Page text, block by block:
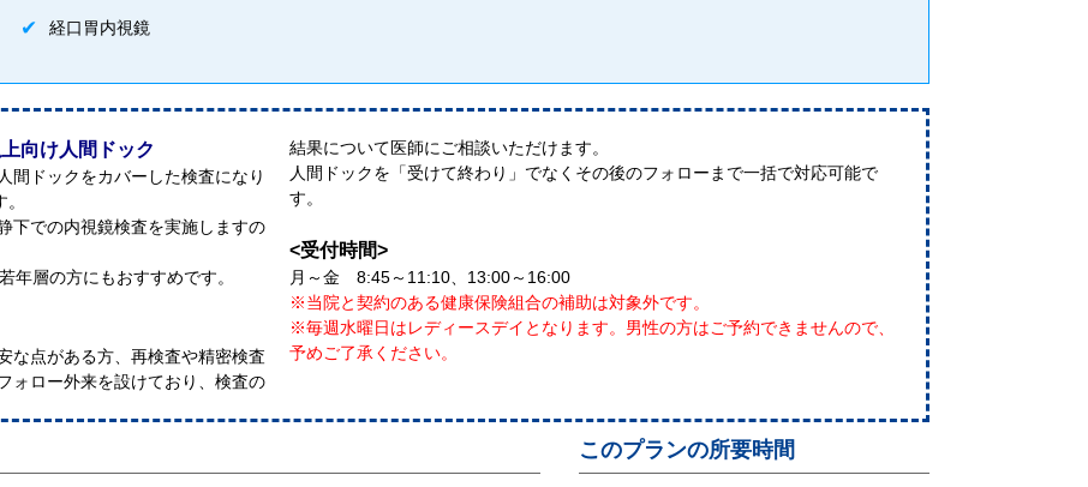
経口胃内視鏡
向け人間ドック
間ドックをカバーした検査になり
。
下での内視鏡検査を実施しますの
年層の方にもおすすめです。
な点がある方、再検査や精密検査
ォロー外来を設けており、検査の
結果について医師にご相談いただけます。
人間ドックを「受けて終わり」でなくその後のフォローまで一括で対応可能で
す。
<受付時間>
月～金 8:45～11:10、13:00～16:00
※当院と契約のある健康保険組合の補助は対象外です。
※毎週水曜日はレディースデイとなります。男性の方はご予約できませんので、
予めご了承ください。
このプランの所要時間